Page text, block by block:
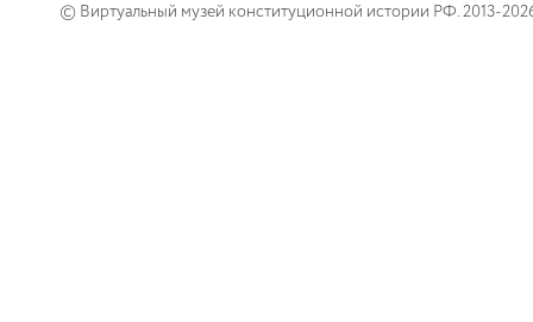
© Виртуальный музей конституционной истории РФ. 2013-